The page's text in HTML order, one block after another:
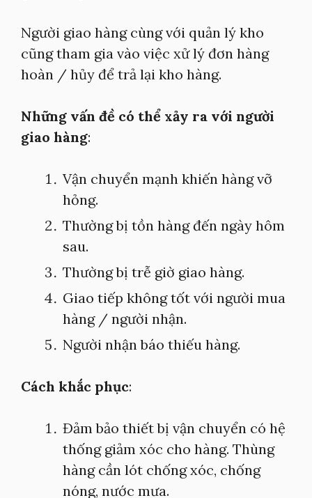
Người giao hàng cùng với quản lý kho
cũng tham gia vào việc xử lý đơn hàng
hoàn / hủy để trả lại kho hàng.
Những vấn đề có thể xảy ra với người
giao hàng:
Vận chuyển mạnh khiến hàng vỡ
hỏng.
Thường bị tồn hàng đến ngày hôm
sau.
Thường bị trễ giờ giao hàng.
Giao tiếp không tốt với người mua
hàng / người nhận.
Người nhận báo thiếu hàng.
Cách khắc phục:
Đảm bảo thiết bị vận chuyển có hệ
thống giảm xóc cho hàng. Thùng
hàng cần lót chống xóc, chống
nóng, nước mưa.